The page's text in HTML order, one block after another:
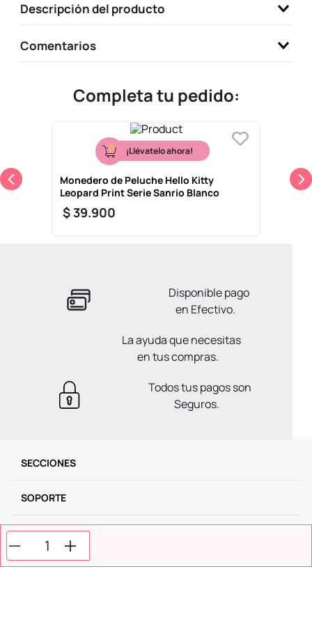
Descripción del producto
Comentarios
Completa tu pedido:
¡Llévatelo ahora!
Monedero de Peluche Hello Kitty
Leopard Print Serie Sanrio Blanco
$39.900
Disponible pago
en Efectivo.
La ayuda que necesitas
en tus compras.
Todos tus pagos son
Seguros.
SECCIONES
SOPORTE
SERVICIOS
NOSOTROS
9.
one piece
10. league of legends